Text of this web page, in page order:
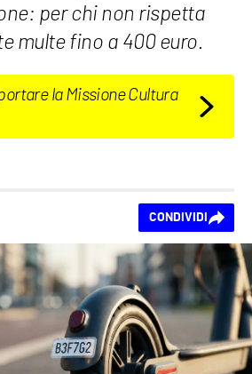
per chi non rispetta
multe fino a 400 euro.
la Missione Cultura
CONDIVIDI